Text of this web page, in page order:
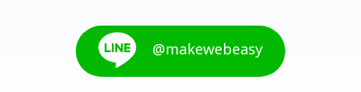
@makewebeasy